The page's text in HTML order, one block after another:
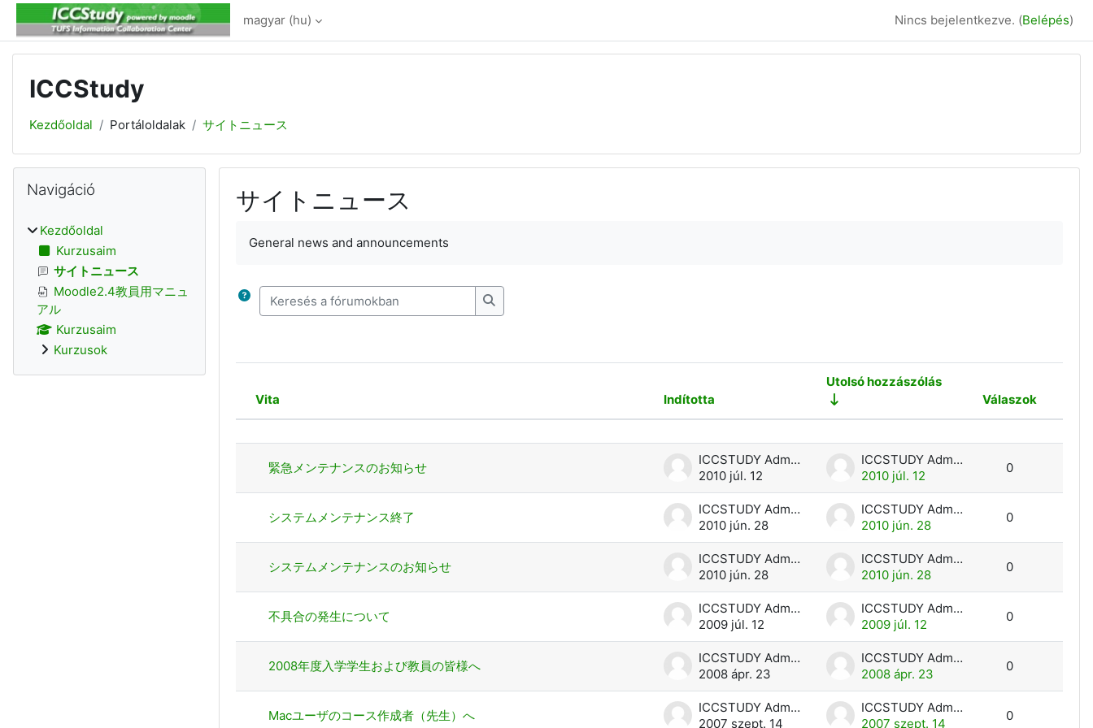
Tovább a fő tartalomhoz
magyar ‎(hu)‎ Nincs bejelentkezve. (Belépés)
ICCStudy
Kezdőoldal Portáloldalak サイトニュース
サイトニュース
General news and announcements
Keresés a fórumokban
Keresés a fórumokban
Állapot
Vita Indította
Utolsó hozzászólás
Válaszok
緊急メンテナンスのお知らせ
ICCSTUDY Admin User
2010 júl. 12
ICCSTUDY Admin User
2010 júl. 12
0
システムメンテナンス終了
ICCSTUDY Admin User
2010 jún. 28
ICCSTUDY Admin User
2010 jún. 28
0
システムメンテナンスのお知らせ
ICCSTUDY Admin User
2010 jún. 28
ICCSTUDY Admin User
2010 jún. 28
0
不具合の発生について
ICCSTUDY Admin User
2009 júl. 12
ICCSTUDY Admin User
2009 júl. 12
0
2008年度入学学生および教員の皆様へ
ICCSTUDY Admin User
2008 ápr. 23
ICCSTUDY Admin User
2008 ápr. 23
0
Macユーザのコース作成者（先生）へ
ICCSTUDY Admin User
2007 szept. 14
ICCSTUDY Admin User
2007 szept. 14
0
Blokkok
Navigáció
Kezdőoldal
Kurzusaim
サイトニュース
Moodle2.4教員用マニュ
アル
Kurzusaim
Kurzusok